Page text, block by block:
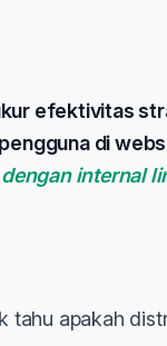
efektivitas
di
internal
tahu apakah